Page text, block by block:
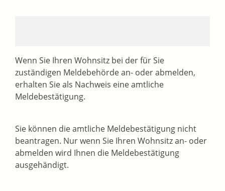
Wenn Sie Ihren Wohnsitz bei der für Sie
zuständigen Meldebehörde an- oder abmelden,
erhalten Sie als Nachweis eine amtliche
Meldebestätigung.
Sie können die amtliche Meldebestätigung nicht
beantragen. Nur wenn Sie Ihren Wohnsitz an- oder
abmelden wird Ihnen die Meldebestätigung
ausgehändigt.